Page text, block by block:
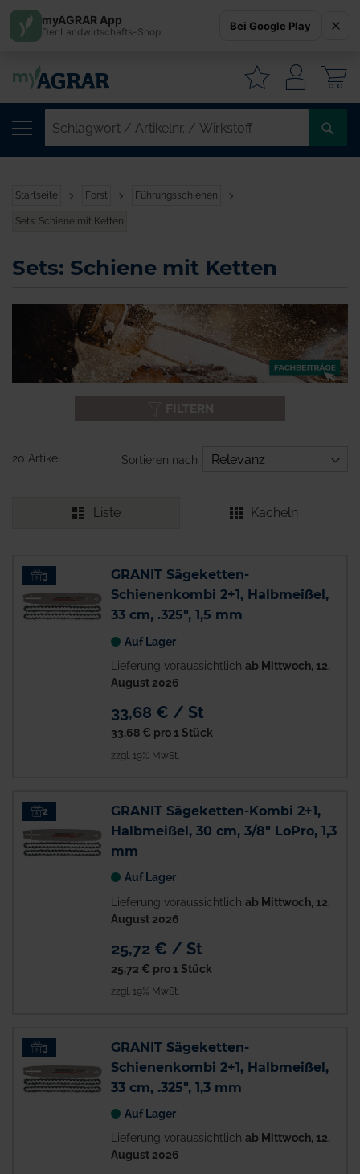
Startseite Forst Führungsschienen
Sets: Schiene mit Ketten
Sets: Schiene mit Ketten
20 Artikel Sortieren nach
Liste Kacheln
3
GRANIT Sägeketten-
Schienenkombi 2+1, Halbmeißel,
33 cm, .325", 1,5 mm
Auf Lager
Lieferung voraussichtlich ab Mittwoch, 12.
August 2026
33,68 € / St
33,68 € pro 1 Stück
zzgl. 19% MwSt.
2
GRANIT Sägeketten-Kombi 2+1,
Halbmeißel, 30 cm, 3/8" LoPro, 1,3
mm
Auf Lager
Lieferung voraussichtlich ab Mittwoch, 12.
August 2026
25,72 € / St
25,72 € pro 1 Stück
zzgl. 19% MwSt.
3
GRANIT Sägeketten-
Schienenkombi 2+1, Halbmeißel,
33 cm, .325", 1,3 mm
Auf Lager
Lieferung voraussichtlich ab Mittwoch, 12.
August 2026
myAGRAR App
Der Landwirtschafts-Shop Bei Google Play